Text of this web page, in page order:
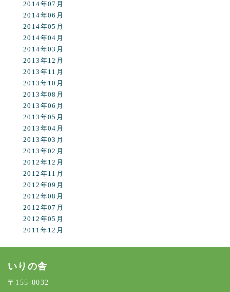
2014年07月
2014年06月
2014年05月
2014年04月
2014年03月
2013年12月
2013年11月
2013年10月
2013年08月
2013年06月
2013年05月
2013年04月
2013年03月
2013年02月
2012年12月
2012年11月
2012年09月
2012年08月
2012年07月
2012年05月
2011年12月
いりの舎
〒155-0032